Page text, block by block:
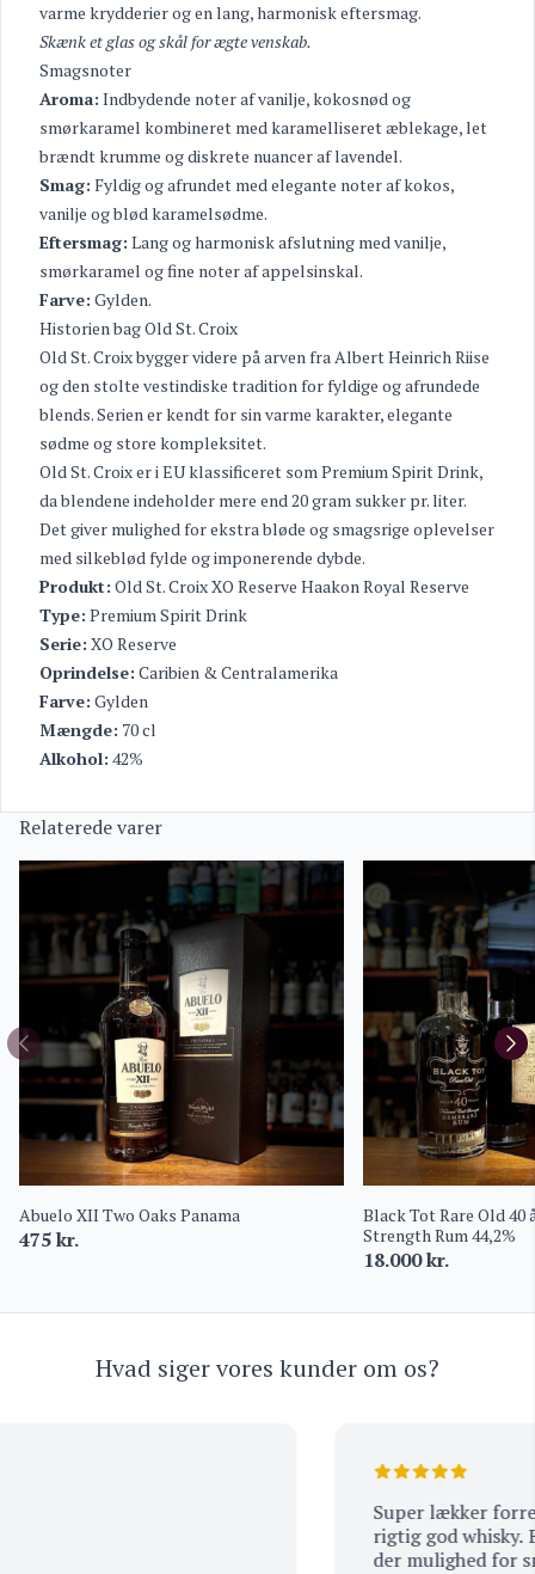
varme krydderier og en lang, harmonisk eftersmag.
Skænk et glas og skål for ægte venskab.
Smagsnoter
Aroma: Indbydende noter af vanilje, kokosnød og
smørkaramel kombineret med karamelliseret æblekage, let
brændt krumme og diskrete nuancer af lavendel.
Smag: Fyldig og afrundet med elegante noter af kokos,
vanilje og blød karamelsødme.
Eftersmag: Lang og harmonisk afslutning med vanilje,
smørkaramel og fine noter af appelsinskal.
Farve: Gylden.
Historien bag Old St. Croix
Old St. Croix bygger videre på arven fra Albert Heinrich Riise
og den stolte vestindiske tradition for fyldige og afrundede
blends. Serien er kendt for sin varme karakter, elegante
sødme og store kompleksitet.
Old St. Croix er i EU klassificeret som Premium Spirit Drink,
da blendene indeholder mere end 20 gram sukker pr. liter.
Det giver mulighed for ekstra bløde og smagsrige oplevelser
med silkeblød fylde og imponerende dybde.
Produkt: Old St. Croix XO Reserve Haakon Royal Reserve
Type: Premium Spirit Drink
Serie: XO Reserve
Oprindelse: Caribien & Centralamerika
Farve: Gylden
Mængde: 70 cl
Alkohol: 42%
Relaterede varer
Abuelo XII Two Oaks Panama
475kr.
Black Tot Rare Old 40
Strength Rum 44,2%
18.000kr.
Hvad siger vores kunder om os?
Super lækker
rigtig god whisky.
der mulighed for